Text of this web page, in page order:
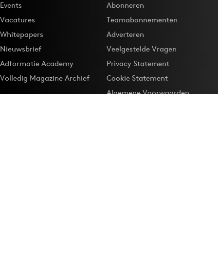
Events
Vacatures
Whitepapers
Nieuwsbrief
Adformatie Academy
Volledig Magazine Archief
Abonneren
Teamabonnementen
Adverteren
Veelgestelde Vragen
Privacy Statement
Cookie Statement
Algemene Voorwaarden